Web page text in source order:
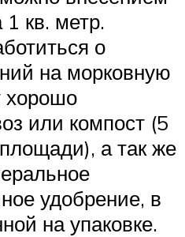
1 кв. метр.
о
на морковную
хорошо
или компост (5
а так же
удобрение, в
на упаковке.